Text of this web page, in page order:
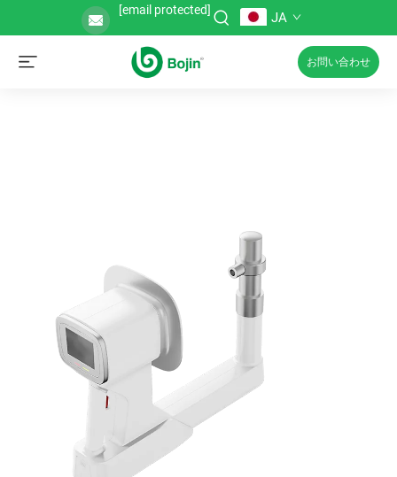
[email protected] JA
お問い合わせ